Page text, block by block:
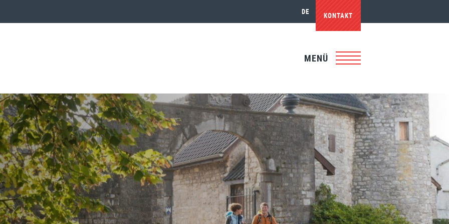
DE KONTAKT
MENÜ